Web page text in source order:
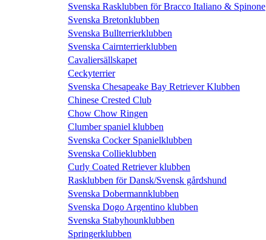
Svenska Rasklubben för Bracco Italiano & Spinone
Svenska Bretonklubben
Svenska Bullterrierklubben
Svenska Cairnterrierklubben
Cavaliersällskapet
Ceckyterrier
Svenska Chesapeake Bay Retriever Klubben
Chinese Crested Club
Chow Chow Ringen
Clumber spaniel klubben
Svenska Cocker Spanielklubben
Svenska Collieklubben
Curly Coated Retriever klubben
Rasklubben för Dansk/Svensk gårdshund
Svenska Dobermannklubben
Svenska Dogo Argentino klubben
Svenska Stabyhounklubben
Springerklubben